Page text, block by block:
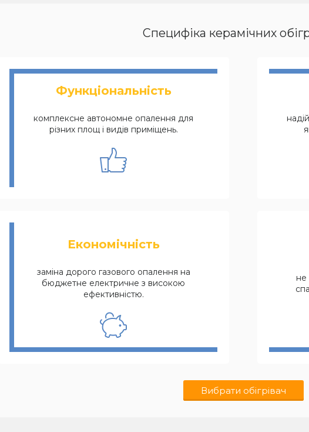
Специфіка керамічних
Функціональність
комплексне автономне опалення для
різних площ і видів приміщень.
Економічність
заміна дорого газового опалення на
бюджетне електричне з високою
ефективністю.
не
Вибрати обігрівач